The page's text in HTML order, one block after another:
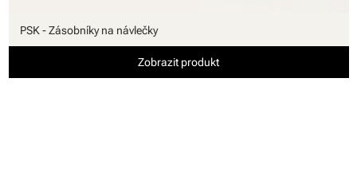
PSK - Zásobníky na návlečky
Zobrazit produkt